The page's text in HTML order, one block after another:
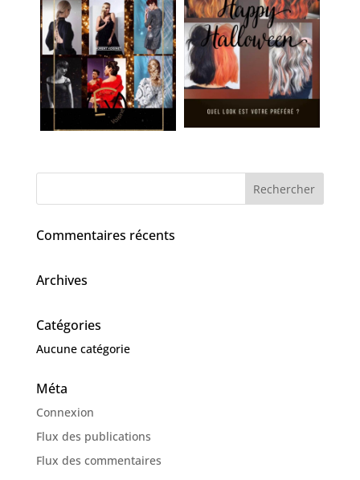
Commentaires récents
Archives
Catégories
Aucune catégorie
Méta
Connexion
Flux des publications
Flux des commentaires